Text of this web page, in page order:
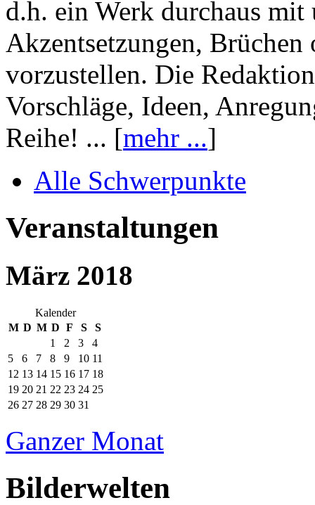
d.h. ein Werk durchaus mit
Akzentsetzungen, Brüchen
vorzustellen. Die
Vorschläge, Ideen,
Reihe! ... [mehr ...]
Alle Schwerpunkte
Veranstaltungen
März 2018
Kalender
M D M D F S
S
1
2 3
4
5
6 7 8 9 10 11
12 13 14 15 16 17 18
19 20 21 22 23 24 25
26 27 28 29 30 31
Ganzer Monat
Bilderwelten